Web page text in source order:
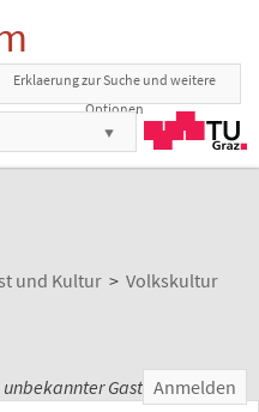
Erklaerung zur Suche und weitere
Optionen
und Kultur > Volkskultur
unbekannter Gast Anmelden